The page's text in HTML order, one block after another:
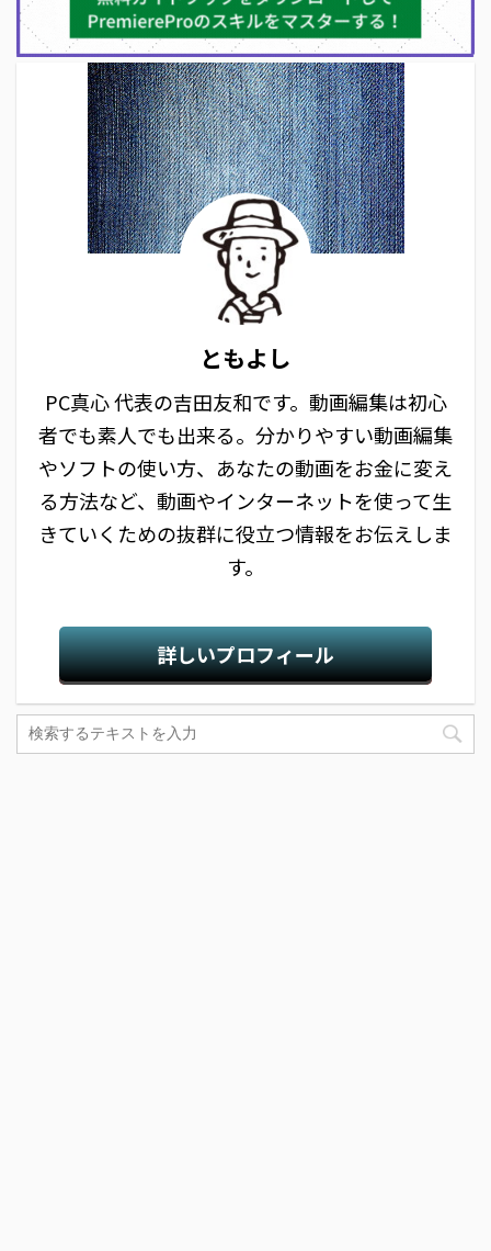
ともよし
PC真心 代表の吉田友和です。動画編集は初心
者でも素人でも出来る。分かりやすい動画編集
やソフトの使い方、あなたの動画をお金に変え
る方法など、動画やインターネットを使って生
きていくための抜群に役立つ情報をお伝えしま
す。
詳しいプロフィール